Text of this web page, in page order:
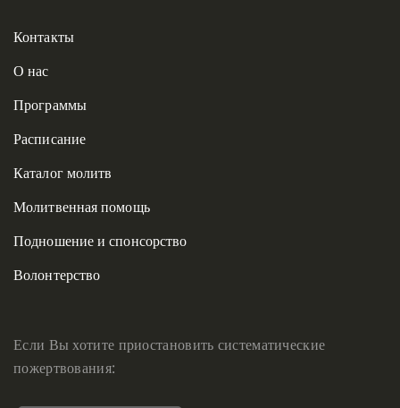
Контакты
О нас
Программы
Расписание
Каталог молитв
Молитвенная помощь
Подношение и спонсорство
Волонтерство
Если Вы хотите приостановить систематические
пожертвования: